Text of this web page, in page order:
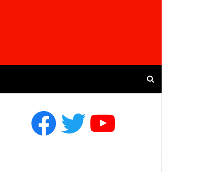
Facebook
TwitterYouTube